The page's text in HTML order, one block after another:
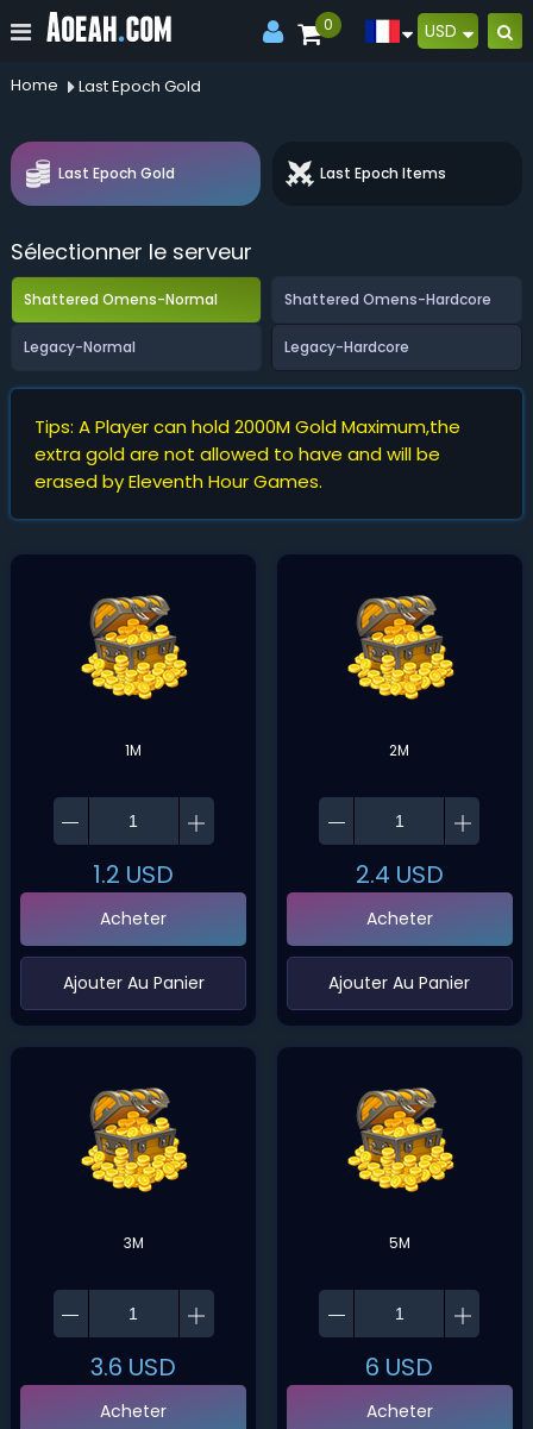
0 USD
Home Last Epoch Gold
Last Epoch Gold Last Epoch Items
Sélectionner le serveur
Shattered Omens-Normal Shattered Omens-Hardcore
Legacy-Normal Legacy-Hardcore
Tips: A Player can hold 2000M Gold Maximum,the
extra gold are not allowed to have and will be
erased by Eleventh Hour Games.
1M
1.2 USD
Acheter
‌Ajouter Au Panier
2M
2.4 USD
Acheter
‌Ajouter Au Panier
3M
3.6 USD
Acheter
5M
6 USD
Acheter